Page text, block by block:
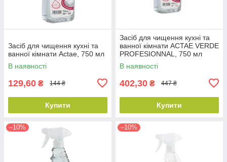
Засіб для чищення кухні та
ванної кімнати Actae, 750 мл
В наявності
129,60 ₴ 144 ₴
Купити
Засіб для чищення кухні та
ванної кімнати ACTAE VERDE
PROFESIONNAL, 750 мл
В наявності
402,30 ₴ 447 ₴
Купити
–10% –10%